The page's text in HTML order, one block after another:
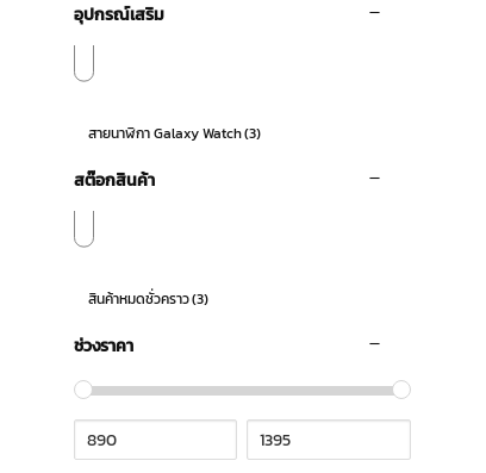
อุปกรณ์เสริม
สายนาฬิกา Galaxy Watch(3)
สต๊อกสินค้า
สินค้าหมดชั่วคราว(3)
ช่วงราคา